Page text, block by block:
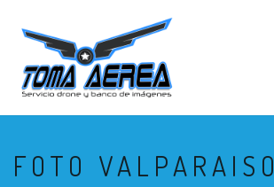
FOTO VALPARAISO